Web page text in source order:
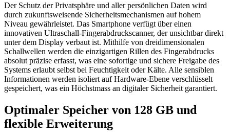
Der Schutz der Privatsphäre und aller persönlichen Daten wird
durch zukunftsweisende Sicherheitsmechanismen auf hohem
Niveau gewährleistet. Das Smartphone verfügt über einen
innovativen Ultraschall-Fingerabdruckscanner, der unsichtbar direkt
unter dem Display verbaut ist. Mithilfe von dreidimensionalen
Schallwellen werden die einzigartigen Rillen des Fingerabdrucks
absolut präzise erfasst, was eine sofortige und sichere Freigabe des
Systems erlaubt selbst bei Feuchtigkeit oder Kälte. Alle sensiblen
Informationen werden isoliert auf Hardware-Ebene verschlüsselt
gespeichert, was ein Höchstmass an digitaler Sicherheit garantiert.
Optimaler Speicher von 128 GB und
flexible Erweiterung